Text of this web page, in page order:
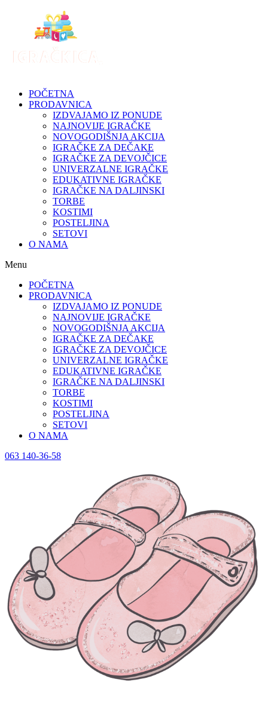
POČETNA
PRODAVNICA
IZDVAJAMO IZ PONUDE
NAJNOVIJE IGRAČKE
NOVOGODIŠNJA AKCIJA
IGRAČKE ZA DEČAKE
IGRAČKE ZA DEVOJČICE
UNIVERZALNE IGRAČKE
EDUKATIVNE IGRAČKE
IGRAČKE NA DALJINSKI
TORBE
KOSTIMI
POSTELJINA
SETOVI
O NAMA
Menu
POČETNA
PRODAVNICA
IZDVAJAMO IZ PONUDE
NAJNOVIJE IGRAČKE
NOVOGODIŠNJA AKCIJA
IGRAČKE ZA DEČAKE
IGRAČKE ZA DEVOJČICE
UNIVERZALNE IGRAČKE
EDUKATIVNE IGRAČKE
IGRAČKE NA DALJINSKI
TORBE
KOSTIMI
POSTELJINA
SETOVI
O NAMA
063 140-36-58